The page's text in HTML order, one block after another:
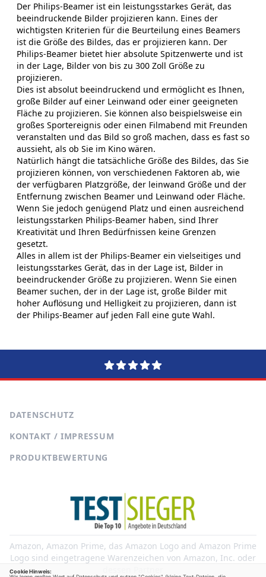
Der Philips-Beamer ist ein leistungsstarkes Gerät, das
beeindruckende Bilder projizieren kann. Eines der
wichtigsten Kriterien für die Beurteilung eines Beamers
ist die Größe des Bildes, das er projizieren kann. Der
Philips-Beamer bietet hier absolute Spitzenwerte und ist
in der Lage, Bilder von bis zu 300 Zoll Größe zu
projizieren.
Dies ist absolut beeindruckend und ermöglicht es Ihnen,
große Bilder auf einer Leinwand oder einer geeigneten
Fläche zu projizieren. Sie können also beispielsweise ein
großes Sportereignis oder einen Filmabend mit Freunden
veranstalten und das Bild so groß machen, dass es fast so
aussieht, als ob Sie im Kino wären.
Natürlich hängt die tatsächliche Größe des Bildes, das Sie
projizieren können, von verschiedenen Faktoren ab, wie
der verfügbaren Platzgröße, der leinwand Größe und der
Entfernung zwischen Beamer und Leinwand oder Fläche.
Wenn Sie jedoch genügend Platz und einen ausreichend
leistungsstarken Philips-Beamer haben, sind Ihrer
Kreativität und Ihren Bedürfnissen keine Grenzen
gesetzt.
Alles in allem ist der Philips-Beamer ein vielseitiges und
leistungsstarkes Gerät, das in der Lage ist, Bilder in
beeindruckender Größe zu projizieren. Wenn Sie einen
Beamer suchen, der in der Lage ist, große Bilder mit
hoher Auflösung und Helligkeit zu projizieren, dann ist
der Philips-Beamer auf jeden Fall eine gute Wahl.
DATENSCHUTZ
KONTAKT / IMPRESSUM
PRODUKTBEWERTUNG
Amazon, Amazon Prime, das Amazon Logo and Amazon Prime
Logo sind eingetragene Warenzeichen von Amazon, Inc. oder
Cookie Hinweis: